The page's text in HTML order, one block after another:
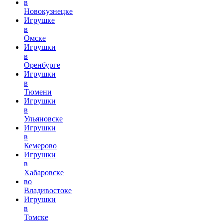
в
Новокузнецке
Игрушке
в
Омске
Игрушки
в
Оренбурге
Игрушки
в
Тюмени
Игрушки
в
Ульяновске
Игрушки
в
Кемерово
Игрушки
в
Хабаровске
во
Владивостоке
Игрушки
в
Томске